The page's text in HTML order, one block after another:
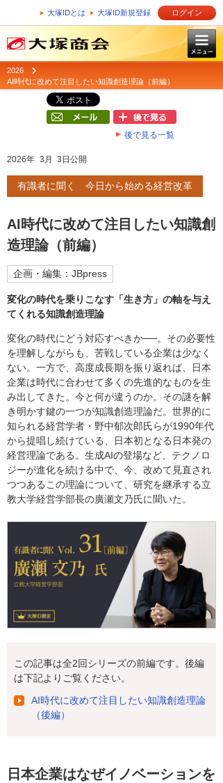
大塚IDとは 大塚ID新規登録 ログイン
2026
AI時代に改めて注目したい知識創造理論（前編）
後で見る一覧
2026年 3月 3日公開
有識者に聞く 今日から始める経営改革
AI時代に改めて注目したい知識創
造理論（前編）
企画・編集：JBpress
変化の時代を乗りこなす「生き方」の軸を与え
てくれる知識創造理論
変化の時代にどう対応すべきか──。その必要性
を理解しながらも、苦戦している企業は少なく
ない。一方で、高度成長期を振り返れば、日本
企業は時代に合わせて多くの先進的なものを生
み出してきた。今と何が違うのか。その謎を解
き明かす鍵の一つが知識創造理論だ。世界的に
知られる経営学者・野中郁次郎氏らが1990年代
から提唱し続けている、日本初となる日本発の
経営理論である。生成AIの登場など、テクノロ
ジーが進化を続ける中で、今、改めて見直され
つつあるこの理論について、研究を継承する立
教大学経営学部長の廣瀬文乃氏に聞いた。
この記事は全2回シリーズの前編です。後編
は下記よりご覧ください。
AI時代に改めて注目したい知識創造理論
（後編）
日本企業はなぜイノベーションを